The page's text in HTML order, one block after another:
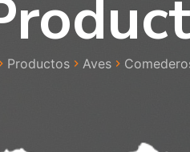
Productos Aves